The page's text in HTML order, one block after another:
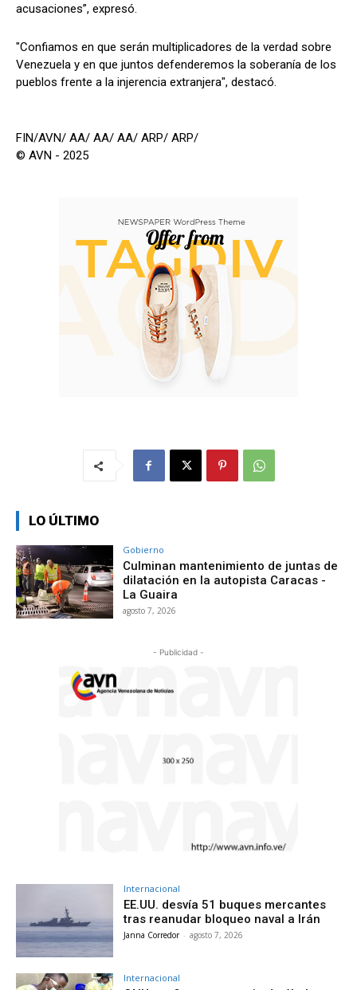
acusaciones”, expresó.
"Confiamos en que serán multiplicadores de la verdad sobre
Venezuela y en que juntos defenderemos la soberanía de los
pueblos frente a la injerencia extranjera", destacó.
FIN/AVN/ AA/ AA/ AA/ ARP/ ARP/
© AVN - 2025
LO ÚLTIMO
Gobierno
Culminan mantenimiento de juntas de
dilatación en la autopista Caracas -
La Guaira
agosto 7, 2026
- Publicidad -
Internacional
EE.UU. desvía 51 buques mercantes
tras reanudar bloqueo naval a Irán
Janna Corredor - agosto 7, 2026
Internacional